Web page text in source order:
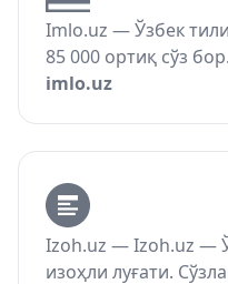
Imlo.uz — Ўзбек
85 000 ортиқ сўз бор.
imlo.uz
Izoh.uz — Izoh.uz —
изоҳли луғати.